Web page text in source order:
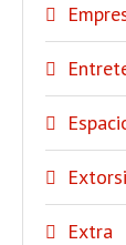
Extra